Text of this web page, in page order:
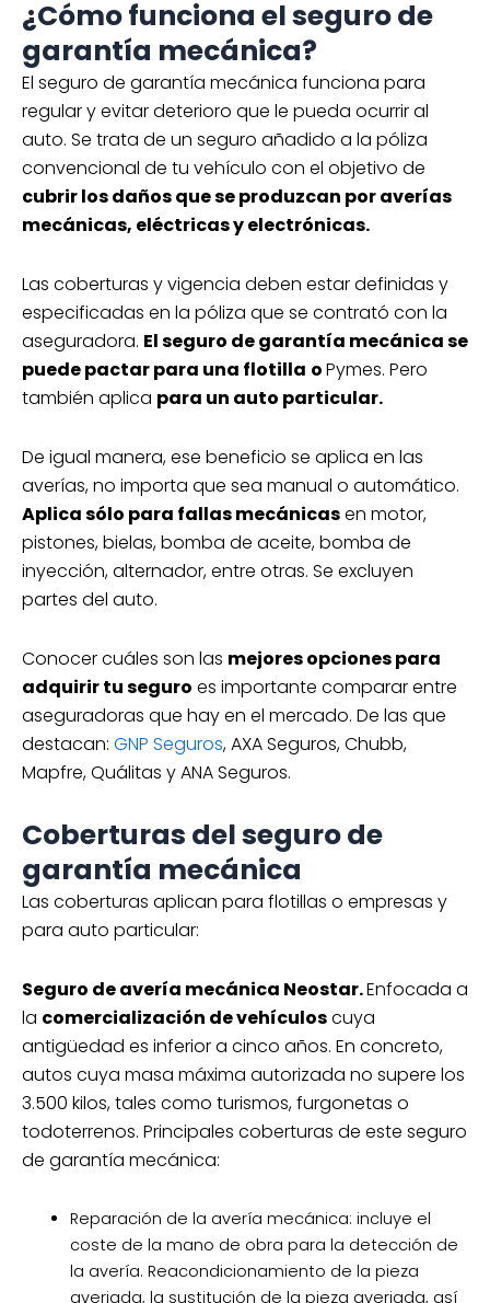
según las especificaciones de cada póliza
de seguro.
¿Cómo funciona el seguro de
garantía mecánica?
El seguro de garantía mecánica funciona para
regular y evitar deterioro que le pueda ocurrir al
auto. Se trata de un seguro añadido a la póliza
convencional de tu vehículo con el objetivo de
cubrir los daños que se produzcan por averías
mecánicas, eléctricas y electrónicas.
Las coberturas y vigencia deben estar definidas y
especificadas en la póliza que se contrató con la
aseguradora. El seguro de garantía mecánica se
puede pactar para una flotilla oPymes. Pero
también aplica para un auto particular.
De igual manera, ese beneficio se aplica en las
averías, no importa que sea manual o automático.
Aplica sólo para fallas mecánicasen motor,
pistones, bielas, bomba de aceite, bomba de
inyección, alternador, entre otras. Se excluyen
partes del auto.
Conocer cuáles son las mejores opciones para
adquirir tu seguro es importante comparar entre
aseguradoras que hay en el mercado. De las que
destacan: GNP Seguros, AXA Seguros, Chubb,
Mapfre, Quálitas y ANA Seguros.
Coberturas del seguro de
garantía mecánica
Las coberturas aplican para flotillas o empresas y
para auto particular:
Seguro de avería mecánica Neostar.Enfocada a
la comercialización de vehículoscuya
antigüedad es inferior a cinco años. En concreto,
autos cuya masa máxima autorizada no supere los
3.500 kilos, tales como turismos, furgonetas o
todoterrenos. Principales coberturas de este seguro
de garantía mecánica:
Reparación de la avería mecánica: incluye el
coste de la mano de obra para la detección de
la avería. Reacondicionamiento de la pieza
averiada, la sustitución de la pieza averiada, así